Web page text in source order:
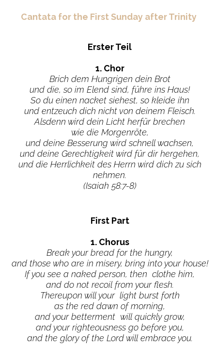
Cantata for the First Sunday after Trinity
Erster Teil
1. Chor
Brich dem Hungrigen dein Brot
und die, so im Elend sind, führe ins Haus!
So du einen nacket siehest, so kleide ihn
und entzeuch dich nicht von deinem Fleisch.
Alsdenn wird dein Licht herfür brechen
wie die Morgenröte,
und deine Besserung wird schnell wachsen,
und deine Gerechtigkeit wird für dir hergehen,
und die Herrlichkeit des Herrn wird dich zu sich
nehmen.
(Isaiah 58:7-8)
First Part
1. Chorus
Break your bread for the hungry,
and those who are in misery, bring into your house!
If you see a naked person, then clothe him,
and do not recoil from your flesh.
Thereupon will your light burst forth
as the red dawn of morning,
and your betterment will quickly grow,
and your righteousness go before you,
and the glory of the Lord will embrace you.